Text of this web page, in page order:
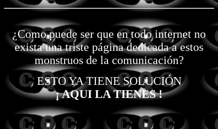
¿Como puede ser que en todo internet no
exista una triste página dedicada a estos
monstruos de la comunicación?
ESTO YA TIENE SOLUCIÓN
¡ AQUI LA TIENES !